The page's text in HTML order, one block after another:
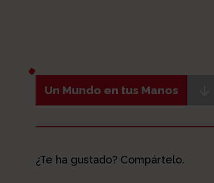
Un Mundo en tus Manos
¿Te ha gustado? Compártelo.